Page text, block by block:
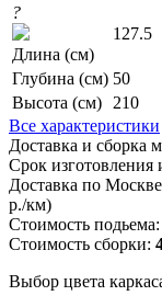
?
Длина (см)
127.5
Глубина (см) 50
Высота (см)
210
Все характеристики
Доставка и сборка
Срок изготовления
Доставка по
р./км)
Стоимость подьема:
Стоимость сборки:
Выбор цвета